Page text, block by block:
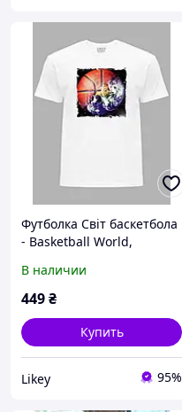
Футболка Світ баскетбола
- Basketball World,
В наличии
449₴
Купить
Likey 95%